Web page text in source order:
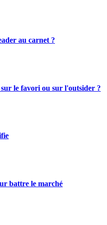
au carnet ?
le favori ou sur l'outsider ?
battre le marché